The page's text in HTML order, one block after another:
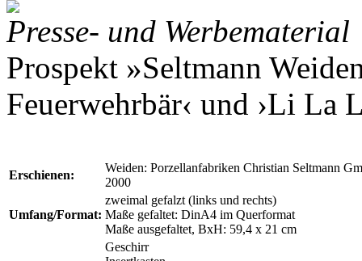
Presse- und Werbematerial
Prospekt »Seltmann
Feuerwehrbär‹ und ›Li La
Erschienen:
Weiden: Porzellanfabriken Christian Seltmann
2000
Umfang/Format:
zweimal gefalzt (links und rechts)
Maße gefaltet: DinA4 im Querformat
Maße ausgefaltet, BxH: 59,4 x 21 cm
Geschirr